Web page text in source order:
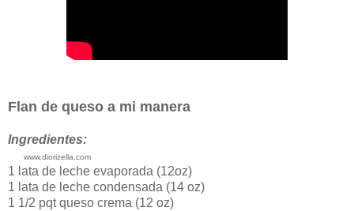
Flan de queso a mi manera
Ingredientes:
www.diorizella.com
1 lata de leche evaporada (12oz)
1 lata de leche condensada (14 oz)
1 1/2 pqt queso crema (12 oz)